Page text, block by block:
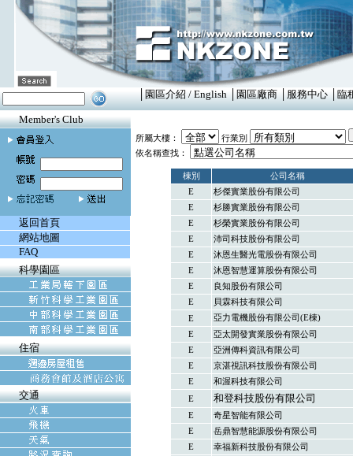
│園區介紹/English│園區廠商│服務中心│臨
Member's Club
返回首頁
網站地圖
FAQ
科學園區
住宿
交通
所屬大樓：
行業別
依名稱查找：
棟別
公司名稱
E
杉傑實業股份有限公司
E
杉勝實業股份有限公司
E
杉榮實業股份有限公司
E
沛司科技股份有限公司
E
沐恩生醫光電股份有限公司
E
沐恩智慧運算股份有限公司
E
良知股份有限公司
E
貝霖科技有限公司
E
亞力電機股份有限公司(E棟)
E
亞太開發實業股份有限公司
E
亞洲傳科資訊有限公司
E
京湛視訊科技股份有限公司
E
和渥科技有限公司
E
和登科技股份有限公司
E
奇星智能有限公司
E
岳鼎智慧能源股份有限公司
E
幸福新科技股份有限公司